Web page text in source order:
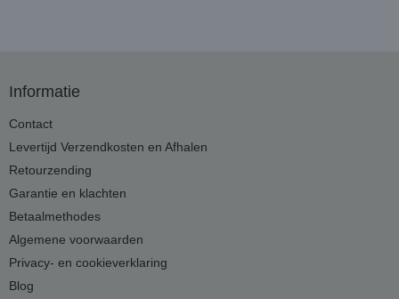
Informatie
Contact
Levertijd Verzendkosten en Afhalen
Retourzending
Garantie en klachten
Betaalmethodes
Algemene voorwaarden
Privacy- en cookieverklaring
Blog